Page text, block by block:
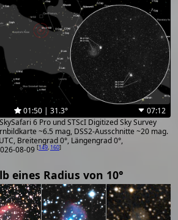
01:50 | 31.3°
07:12
6 Pro und STScI Digitized Sky Survey
~6.5 mag, DSS2-Ausschnitte ~20 mag.
Breitengrad 0°, Längengrad 0°,
08-09 [149, 160]
eines Radius von 10°